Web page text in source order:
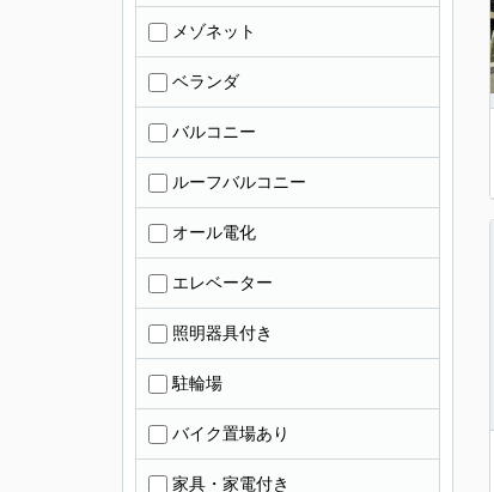
メゾネット
ベランダ
バルコニー
ルーフバルコニー
オール電化
エレベーター
照明器具付き
駐輪場
バイク置場あり
家具・家電付き